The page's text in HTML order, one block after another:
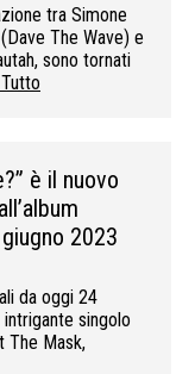
tra Simone
The Wave) e
sono tornati
è il nuovo
2023
da oggi 24
singolo
The Mask,